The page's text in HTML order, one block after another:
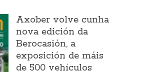
Axober volve cunha
nova edición da
Berocasión, a
exposición de máis
de 500 vehículos